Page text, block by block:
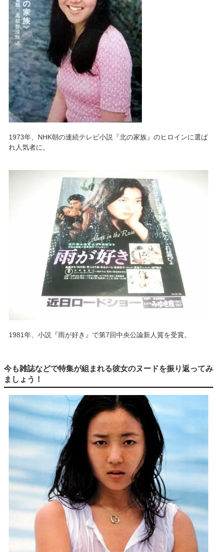
1973年、NHK朝の連続テレビ小説『北の家族』のヒロインに選ば
れ人気者に。
1981年、小説『雨が好き』で第7回中央公論新人賞を受賞。
今も雑誌などで特集が組まれる彼女のヌードを振り返ってみ
ましょう！